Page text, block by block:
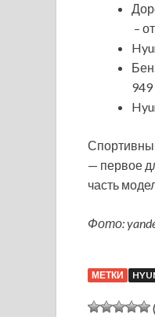
–
949
— первое
часть
Фото:
МЕТКИ